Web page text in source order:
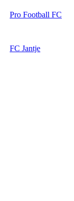
Pro Football FC
FC Jantje